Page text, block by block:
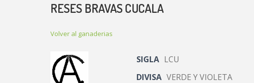
RESES BRAVAS CUCALA
Volver al ganaderias
SIGLA LCU
DIVISA VERDE Y VIOLETA